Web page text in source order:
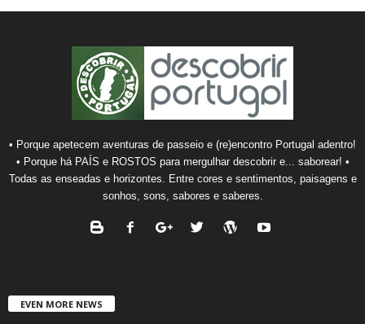
• Porque apetecem aventuras de passeio e (re)encontro Portugal adentro!
• Porque há PAÍS e ROSTOS para mergulhar descobrir e... saborear! •
Todas as enseadas e horizontes. Entre cores e sentimentos, paisagens e
sonhos, sons, sabores e saberes.
EVEN MORE NEWS